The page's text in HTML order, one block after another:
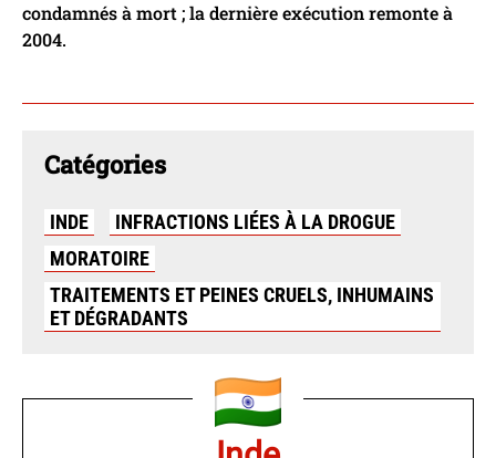
condamnés à mort ; la dernière exécution remonte à
2004.
Catégories
INDE
INFRACTIONS LIÉES À LA DROGUE
MORATOIRE
TRAITEMENTS ET PEINES CRUELS, INHUMAINS
ET DÉGRADANTS